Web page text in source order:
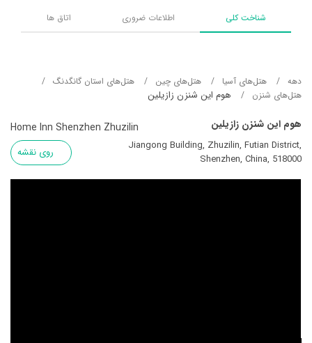
شناخت کلی اطلاعات ضروری اتاق ها
دهه هتل‌های آسيا هتل‌های چین
هتل‌های استان گانگدنگ
هتل‌های شنزن
هوم این شنزن زازیلین
هوم این شنزن زازیلین Home Inn Shenzhen Zhuzilin
Jiangong Building, Zhuzilin, Futian District,
Shenzhen, China, 518000
روی نقشه